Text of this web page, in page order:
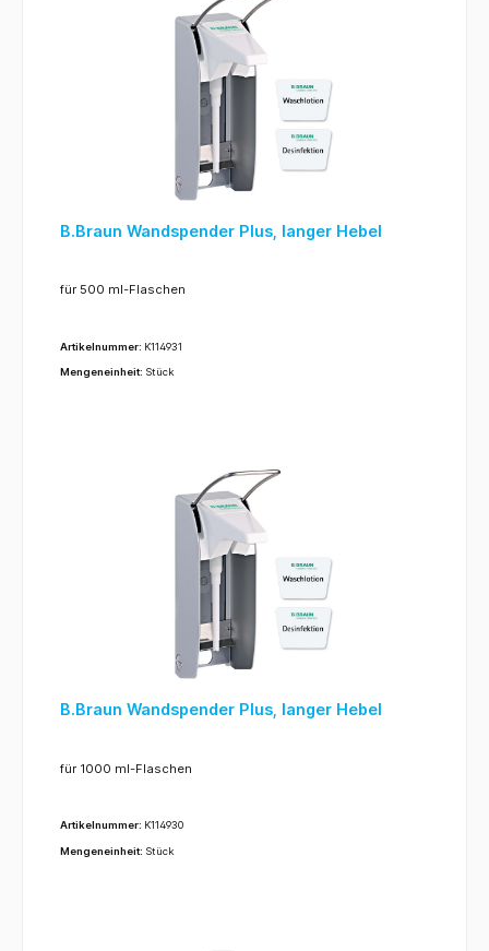
B.Braun Wandspender Plus, langer Hebel
für 500 ml-Flaschen
Artikelnummer: K114931
Mengeneinheit: Stück
B.Braun Wandspender Plus, langer Hebel
für 1000 ml-Flaschen
Artikelnummer: K114930
Mengeneinheit: Stück